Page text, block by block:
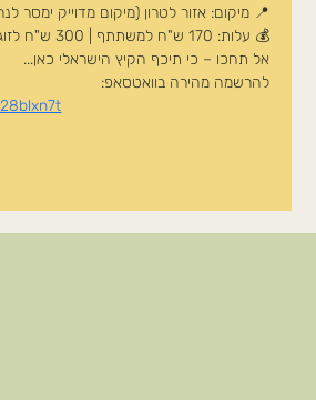
📍 מיקום: אזור לטרון (מיקום מדוייק ימסר
💰 עלות: 170 ש"ח למשתתף | 300 ש"ח לזוג (כולל סיור וארוחה).
אל תחכו – כי תיכף הקיץ הישראלי כאן...
להרשמה מהירה בוואטסאפ: